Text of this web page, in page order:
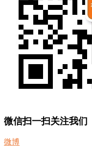
微信扫一扫关注我们
微博